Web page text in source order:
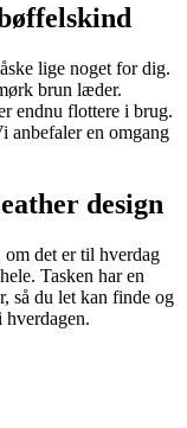
lige noget for dig.
brun læder.
endnu flottere i brug.
en omgang
design
om det er til hverdag
Tasken har en
så du let kan finde og